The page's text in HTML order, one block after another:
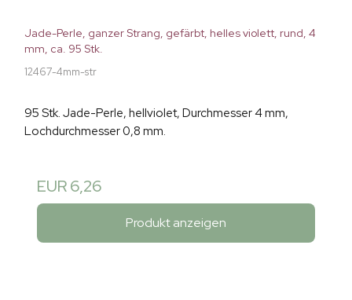
Jade-Perle, ganzer Strang, gefärbt, helles violett, rund, 4
mm, ca. 95 Stk.
12467-4mm-str
95 Stk. Jade-Perle, hellviolet, Durchmesser 4 mm,
Lochdurchmesser 0,8 mm.
EUR 6,26
Produkt anzeigen